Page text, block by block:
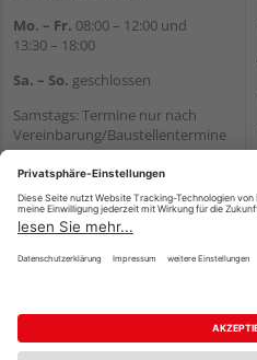
Mo. – Fr. 08:00 – 12:00 und
13:30 – 18:00
Sa. – So. geschlossen
Samstags: Termine nur nach
Vereinbarung/Baustellentermine
Wir helfen Ihnen gerne
weiter
Tel.:+49 6062 956180
E-Mail:shop@holzland-seibert.de
Impressum AGB
Reservierungsbedingungen